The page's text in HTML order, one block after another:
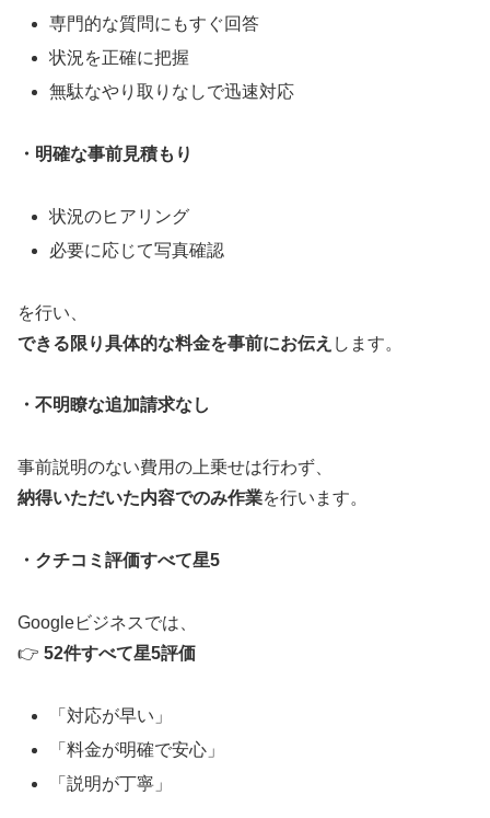
専門的な質問にもすぐ回答
状況を正確に把握
無駄なやり取りなしで迅速対応
・明確な事前見積もり
状況のヒアリング
必要に応じて写真確認
を行い、
できる限り具体的な料金を事前にお伝え します。
・不明瞭な追加請求なし
事前説明のない費用の上乗せは行わず、
納得いただいた内容でのみ作業を行います。
・クチコミ評価すべて星5
Googleビジネスでは、
👉 52件すべて星5評価
「対応が早い」
「料金が明確で安心」
「説明が丁寧」